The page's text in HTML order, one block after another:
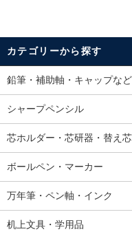
カテゴリーから探す
鉛筆・補助軸・キャップなど
シャープペンシル
芯ホルダー・芯研器・替え芯
ボールペン・マーカー
万年筆・ペン軸・インク
机上文具・学用品